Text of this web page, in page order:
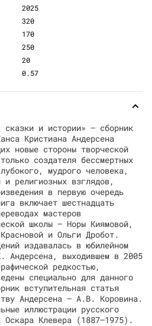
2025
320
170
250
20
0.57
сказки и истории» — сборник
Кристиана Андерсена
новые стороны творческой
создателя бессмертных
мудрого человека,
и религиозных взглядов,
в первую очередь
включает шестнадцать
мастеров
школы — Норы Киямовой,
и Ольги Дробот.
издавалась в юбилейном
Андерсена, выходившем в 2005
редкостью,
специально для данного
вступительная статья
Андерсена — А.В. Коровина.
иллюстрации русского
Оскара Клевера (1887–1975).